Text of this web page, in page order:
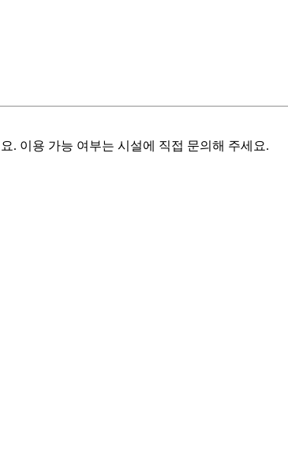
. 이용 가능 여부는 시설에 직접 문의해 주세요.